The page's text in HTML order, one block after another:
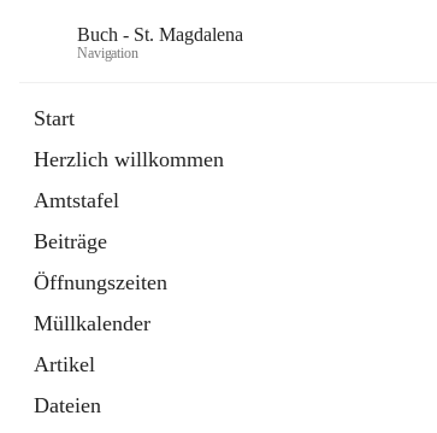
Buch - St. Magdalena
Navigation
Start
Herzlich willkommen
Amtstafel
Beiträge
Öffnungszeiten
Müllkalender
Artikel
Dateien